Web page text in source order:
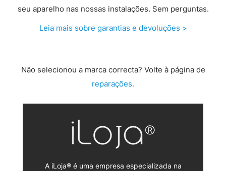
seu aparelho nas nossas instalações. Sem perguntas.
Leia mais sobre garantias e devoluções >
Não selecionou a marca correcta? Volte à página de
reparações.
A iLoja® é uma empresa especializada na